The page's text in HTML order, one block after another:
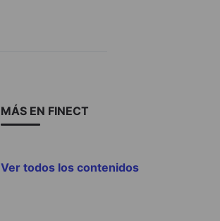
MÁS EN FINECT
Ver todos los contenidos